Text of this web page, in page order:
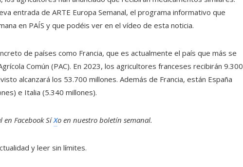
entrada de ARTE Europa Semanal, el programa informativo que
en PAÍS y que podéis ver en el vídeo de esta noticia.
de países como Francia, que es actualmente el país que más se
Común (PAC). En 2023, los agricultores franceses recibirán 9.300
alcanzará los 53.700 millones. Además de Francia, están España
e Italia (5.340 millones).
en FacebookSíXo en nuestro boletín semanal.
y leer sin límites.